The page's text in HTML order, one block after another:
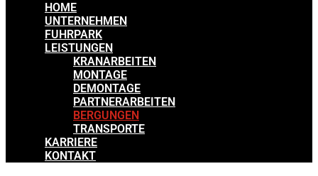
HOME
UNTERNEHMEN
FUHRPARK
LEISTUNGEN
KRANARBEITEN
MONTAGE
DEMONTAGE
PARTNERARBEITEN
BERGUNGEN
TRANSPORTE
KARRIERE
KONTAKT